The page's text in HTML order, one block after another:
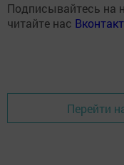
Подписывайтесь на
читайте нас
Перейти